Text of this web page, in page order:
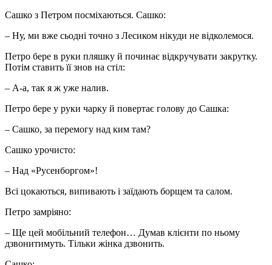
Сашко з Петром посміхаються. Сашко:
– Ну, ми вже сьодні точно з Лесиком нікуди не відколемося.
Петро бере в руки пляшку й починає відкручувати закрутку.
Потім ставить її знов на стіл:
– А-а, так я ж уже налив.
Петро бере у руки чарку й повертає голову до Сашка:
– Сашко, за перемогу над ким там?
Сашко урочисто:
– Над «Русенборгом»!
Всі цокаються, випивають і заїдають борщем та салом.
Петро замріяно:
– Ще цей мобільний телефон… Думав клієнти по ньому
дзвонитимуть. Тільки жінка дзвонить.